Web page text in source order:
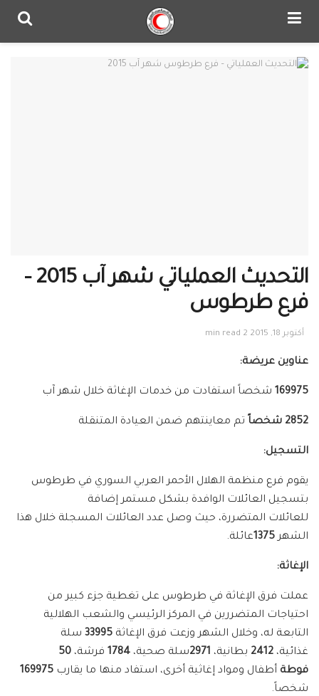
التحديث العملياتي شهر آب 2015 –
فرع طرطوس
أكتوبر 18, 2015 2 min read
عناوين عريضة:
169975 شخصاً استفادت من خدمات الإغاثة خلال شهر آب
2852 شخصاً تم معاينتهم ضمن العيادة المتنقلة
التسجيل:
يقوم فرع منظمة الهلال الأحمر العربي السوري في طرطوس
بتسجيل العائلات الوافدة بشكل مستمر إضافة
للعائلات المتضررة، حيث وصل عدد العائلات المسجلة خلال هذا
الشهر1375عائلة.
الإغاثة:
عملت فرق الإغاثة في طرطوس على تغطية جزء كبير من
احتياجات المتضررين في المركز الرئيسي والشعب الهلالية
التابعة له، وخلال الشهر وزعت فرق الإغاثة 33995 سلة
غذائية، 2412 بطانية، 2971سلة صحية، 1784 فرشة، 50
فوطة أطفال ومواد إغاثية أخرى، استفاد منها ما يقارب
شخصاً.